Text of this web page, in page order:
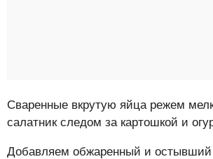
Сваренные вкрутую яйца режем
салатник следом за картошкой и
Добавляем обжаренный и остывший